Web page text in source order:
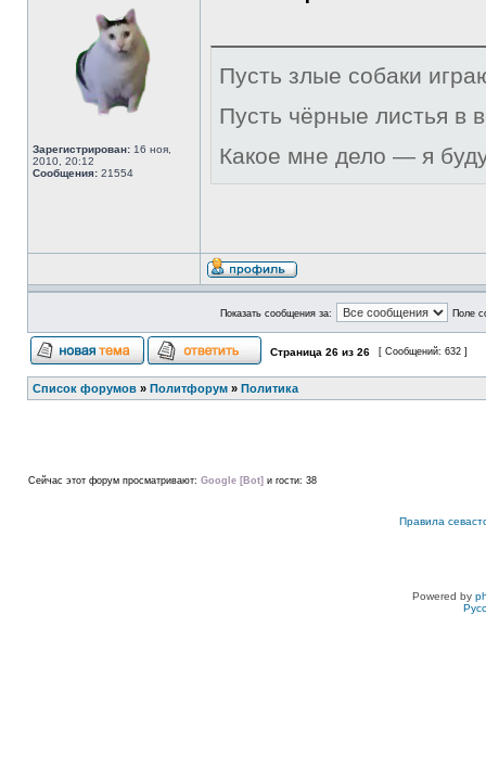
Зарегистрирован: 16 ноя,
2010, 20:12
Сообщения: 21554
Пусть злые собаки
Пусть чёрные листья в
Какое мне дело — я
Показать сообщения за: Поле
Страница 26 из 26 [ Сообщений: 632 ]
Список форумов » Политфорум » Политика
Сейчас этот форум просматривают: Google [Bot] и гости: 38
Правила
Powered by